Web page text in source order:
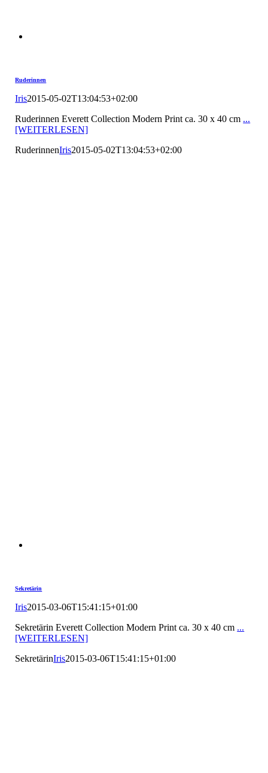
Ruderinnen
Iris2015-05-02T13:04:53+02:00
Ruderinnen Everett Collection Modern Print ca. 30 x 40 cm ...
[WEITERLESEN]
RuderinnenIris2015-05-02T13:04:53+02:00
Sekretärin
Iris2015-03-06T15:41:15+01:00
Sekretärin Everett Collection Modern Print ca. 30 x 40 cm ...
[WEITERLESEN]
SekretärinIris2015-03-06T15:41:15+01:00